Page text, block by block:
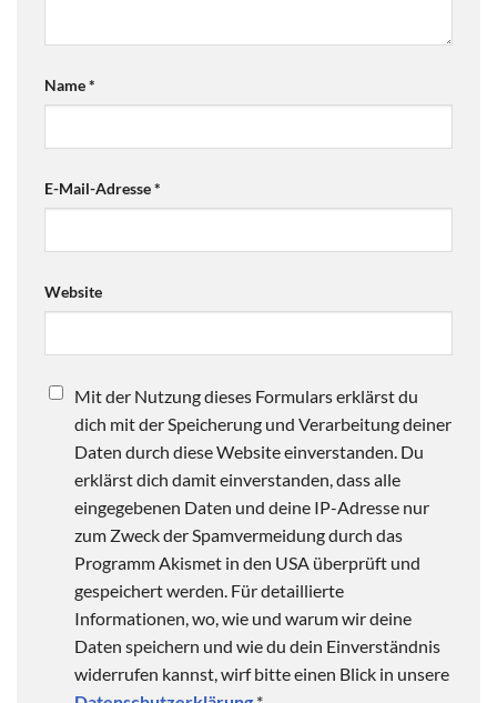
Name*
E-Mail-Adresse*
Website
Mit der Nutzung dieses Formulars erklärst du
dich mit der Speicherung und Verarbeitung deiner
Daten durch diese Website einverstanden. Du
erklärst dich damit einverstanden, dass alle
eingegebenen Daten und deine IP-Adresse nur
zum Zweck der Spamvermeidung durch das
Programm Akismet in den USA überprüft und
gespeichert werden. Für detaillierte
Informationen, wo, wie und warum wir deine
Daten speichern und wie du dein Einverständnis
widerrufen kannst, wirf bitte einen Blick in unsere